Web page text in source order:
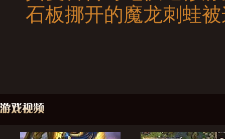
石板挪开的魔龙刺蛙